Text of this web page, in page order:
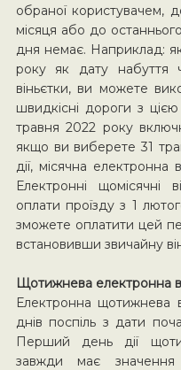
обраної користувачем,
місяця або до
дня немає. Наприклад:
року як дату набуття
віньєтки, ви можете
швидкісні дороги з
травня 2022 року
якщо ви виберете 31
дії, місячна електронна
Електронні щомісячні
оплати проїзду з 1
зможете оплатити цей
встановивши звичайну
Щотижнева електронна
Електронна щотижнева
днів поспіль з дати
Перший день дії
завжди має